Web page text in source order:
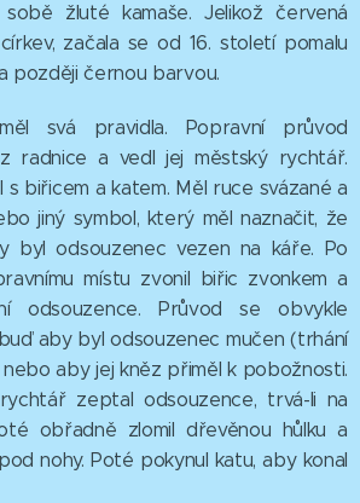
žluté kamaše. Jelikož červená
začala se od 16. století pomalu
později černou barvou.
svá pravidla. Popravní průvod
radnice a vedl jej městský rychtář.
biřicem a katem. Měl ruce svázané a
jiný symbol, který měl naznačit, že
byl odsouzenec vezen na káře. Po
místu zvonil biřic zvonkem a
odsouzence. Průvod se obvykle
aby byl odsouzenec mučen (trhání
aby jej kněz přiměl k pobožnosti.
zeptal odsouzence, trvá-li na
obřadně zlomil dřevěnou hůlku a
nohy. Poté pokynul katu, aby konal